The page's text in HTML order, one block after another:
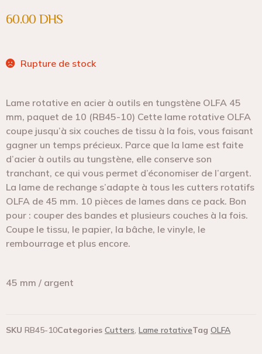
60.00 DHS
Rupture de stock
Lame rotative en acier à outils en tungstène OLFA 45
mm, paquet de 10 (RB45-10) Cette lame rotative OLFA
coupe jusqu’à six couches de tissu à la fois, vous faisant
gagner un temps précieux. Parce que la lame est faite
d’acier à outils au tungstène, elle conserve son
tranchant, ce qui vous permet d’économiser de l’argent.
La lame de rechange s’adapte à tous les cutters rotatifs
OLFA de 45 mm. 10 pièces de lames dans ce pack. Bon
pour : couper des bandes et plusieurs couches à la fois.
Coupe le tissu, le papier, la bâche, le vinyle, le
rembourrage et plus encore.
45 mm / argent
SKU RB45-10Categories Cutters, Lame rotativeTag OLFA